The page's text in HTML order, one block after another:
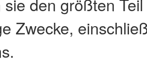
Zwecke,